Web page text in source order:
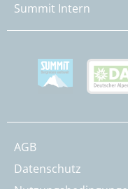
Summit Intern
AGB
Datenschutz